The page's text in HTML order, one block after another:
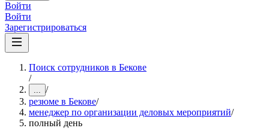
Войти
Войти
Зарегистрироваться
Поиск сотрудников в Бекове
/
... /
резюме в Бекове/
менеджер по организации деловых мероприятий/
полный день